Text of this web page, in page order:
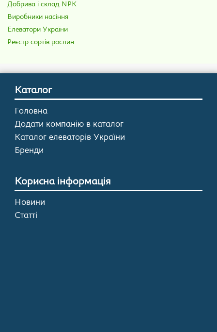
Добрива і склад NPK
Виробники насіння
Елеватори України
Реєстр сортів рослин
Каталог
Головна
Додати компанію в каталог
Каталог елеваторів України
Бренди
Корисна інформація
Новини
Статті